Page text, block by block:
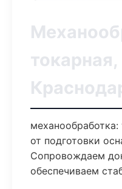
от подготовки
Сопровождаем
обеспечиваем